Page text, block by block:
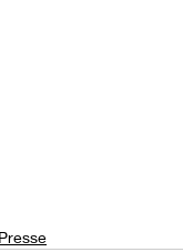
Presse